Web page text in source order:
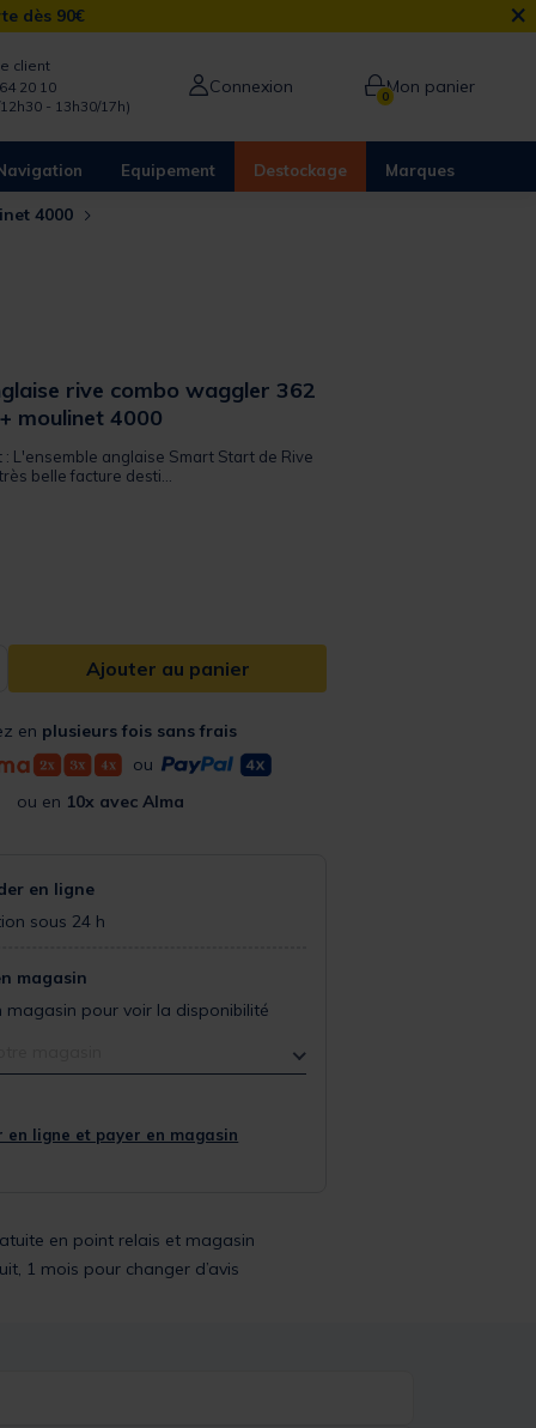
dès 90€ ×
client
20 10
- 13h30/17h)
Connexion 0Mon panier
Equipement Destockage Marques
4000
rive combo waggler 362
moulinet 4000
: L'ensemble anglaise Smart Start de Rive
belle facture desti...
Ajouter au panier
en plusieurs fois sans frais
ou
ou en 10x avec Alma
en ligne
sous 24 h
magasin
magasin pour voir la disponibilité
en ligne et payer en magasin
en point relais et magasin
1 mois pour changer d’avis